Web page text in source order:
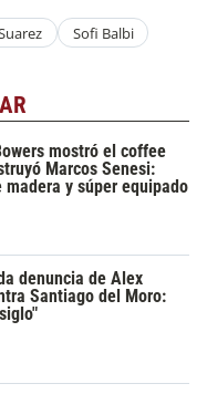
Sofi Balbi
mostró el coffee
Marcos Senesi:
madera y súper equipado
denuncia de Alex
Santiago del Moro: